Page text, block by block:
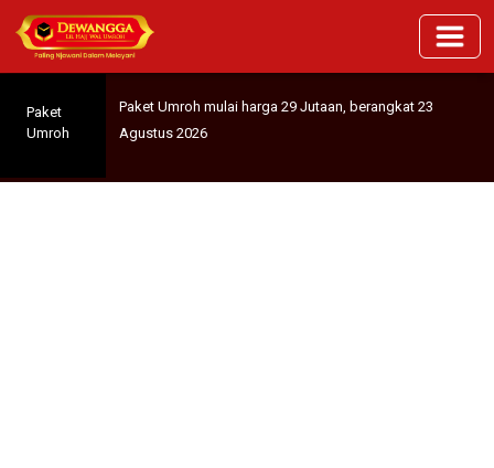
Paket
Umroh
Paket Umroh mulai harga 29 Jutaan, berangkat 23
Agustus 2026